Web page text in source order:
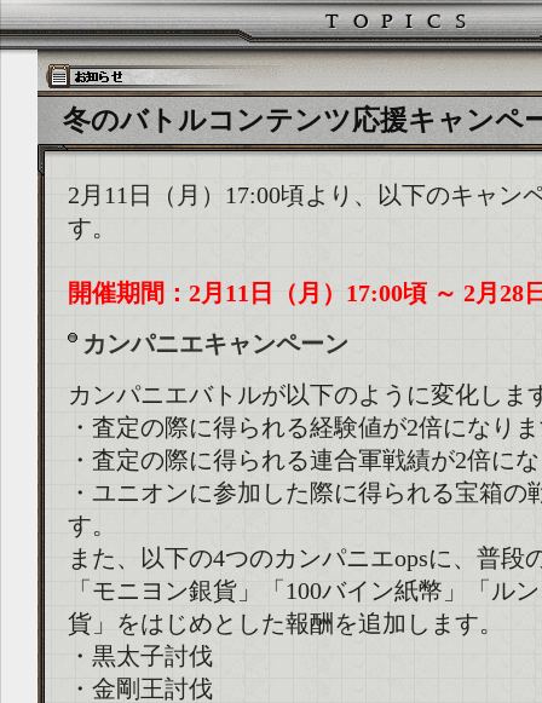
冬のバトルコンテンツ応援キャンペ
2月11日（月）17:00頃より、以下のキャン
す。
開催期間：2月11日（月）17:00頃 ～ 2月28
カンパニエキャンペーン
カンパニエバトルが以下のように変化しま
・査定の際に得られる経験値が2倍になり
・査定の際に得られる連合軍戦績が2倍に
・ユニオンに参加した際に得られる宝箱の
す。
また、以下の4つのカンパニエopsに、普段
「モニヨン銀貨」「100バイン紙幣」「ル
貨」をはじめとした報酬を追加します。
・黒太子討伐
・金剛王討伐